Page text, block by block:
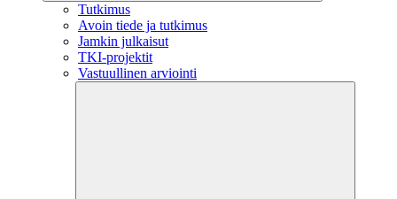
Tutkimus
Avoin tiede ja tutkimus
Jamkin julkaisut
TKI-projektit
Vastuullinen arviointi